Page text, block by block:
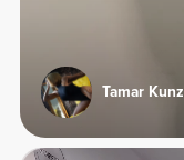
Tamar Kunz